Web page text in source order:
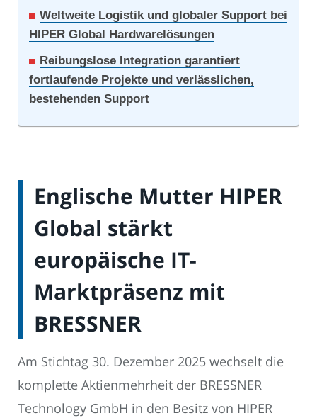
Weltweite Logistik und globaler Support bei
HIPER Global Hardwarelösungen
Reibungslose Integration garantiert
fortlaufende Projekte und verlässlichen,
bestehenden Support
Englische Mutter HIPER
Global stärkt
europäische IT-
Marktpräsenz mit
BRESSNER
Am Stichtag 30. Dezember 2025 wechselt die
komplette Aktienmehrheit der BRESSNER
Technology GmbH in den Besitz von HIPER